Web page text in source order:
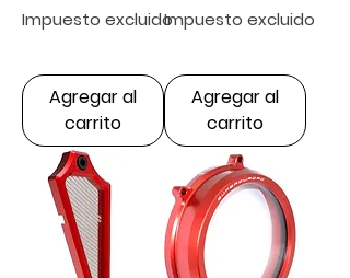
Impuesto excluido
Agregar al
carrito
Impuesto excluido
Agregar al
carrito